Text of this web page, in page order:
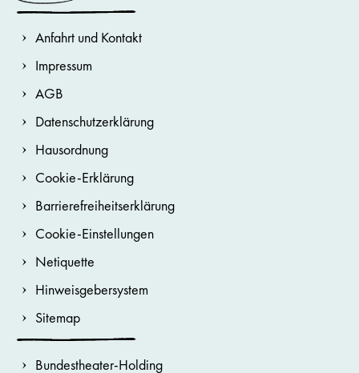
Anfahrt und Kontakt
Impressum
AGB
Datenschutzerklärung
Hausordnung
Cookie-Erklärung
Barrierefreiheitserklärung
Cookie-Einstellungen
Netiquette
Hinweisgebersystem
Sitemap
Bundestheater-Holding